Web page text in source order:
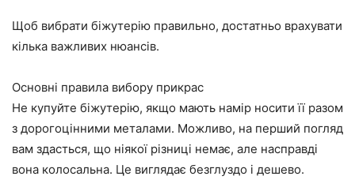
Щоб вибрати біжутерію правильно, достатньо врахувати
кілька важливих нюансів.
Основні правила вибору прикрас
Не купуйте біжутерію, якщо мають намір носити її разом
з дорогоцінними металами. Можливо, на перший погляд
вам здасться, що ніякої різниці немає, але насправді
вона колосальна. Це виглядає безглуздо і дешево.